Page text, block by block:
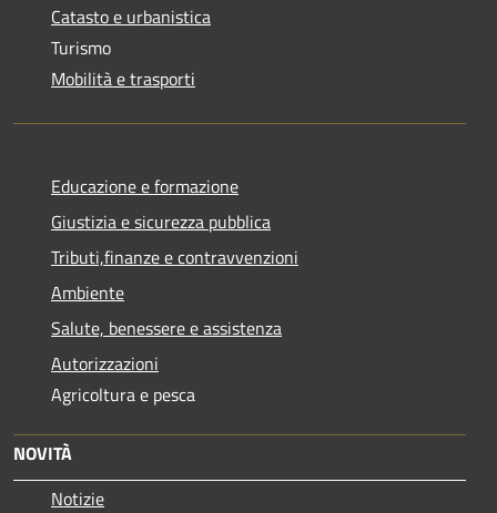
Catasto e urbanistica
Turismo
Mobilità e trasporti
Educazione e formazione
Giustizia e sicurezza pubblica
Tributi,finanze e contravvenzioni
Ambiente
Salute, benessere e assistenza
Autorizzazioni
Agricoltura e pesca
NOVITÀ
Notizie